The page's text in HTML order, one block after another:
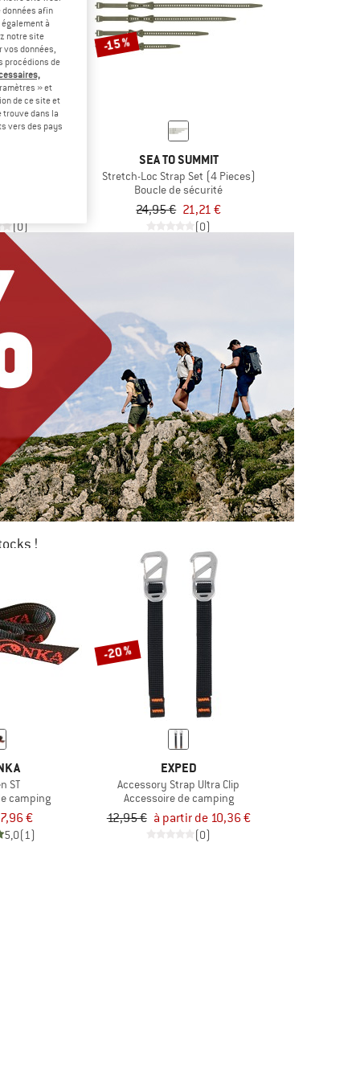
(0)
-15 %
SEA TO SUMMIT
Stretch-Loc Strap Set (4 Pieces)
Boucle de sécurité
24,95 € 21,21 €
(0)
!
ST
camping
7,96 €
5,0(1)
-20 %
EXPED
Accessory Strap Ultra Clip
Accessoire de camping
12,95 € à partir de 10,36 €
(0)
afin
à
notre site
données,
procédions de
» et
de ce site et
trouve dans la
vers des pays